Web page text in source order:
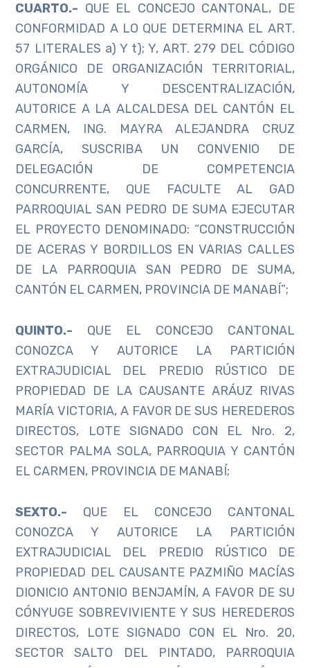
CUARTO.- QUE EL CONCEJO CANTONAL, DE
CONFORMIDAD A LO QUE DETERMINA EL ART.
57 LITERALES a) Y t); Y, ART. 279 DEL CÓDIGO
ORGÁNICO DE ORGANIZACIÓN TERRITORIAL,
AUTONOMÍA Y DESCENTRALIZACIÓN,
AUTORICE A LA ALCALDESA DEL CANTÓN EL
CARMEN, ING. MAYRA ALEJANDRA CRUZ
GARCÍA, SUSCRIBA UN CONVENIO DE
DELEGACIÓN DE COMPETENCIA
CONCURRENTE, QUE FACULTE AL GAD
PARROQUIAL SAN PEDRO DE SUMA EJECUTAR
EL PROYECTO DENOMINADO: “CONSTRUCCIÓN
DE ACERAS Y BORDILLOS EN VARIAS CALLES
DE LA PARROQUIA SAN PEDRO DE SUMA,
CANTÓN EL CARMEN, PROVINCIA DE MANABÍ”;
QUINTO.- QUE EL CONCEJO CANTONAL
CONOZCA Y AUTORICE LA PARTICIÓN
EXTRAJUDICIAL DEL PREDIO RÚSTICO DE
PROPIEDAD DE LA CAUSANTE ARÁUZ RIVAS
MARÍA VICTORIA, A FAVOR DE SUS HEREDEROS
DIRECTOS, LOTE SIGNADO CON EL Nro. 2,
SECTOR PALMA SOLA, PARROQUIA Y CANTÓN
EL CARMEN, PROVINCIA DE MANABÍ;
SEXTO.- QUE EL CONCEJO CANTONAL
CONOZCA Y AUTORICE LA PARTICIÓN
EXTRAJUDICIAL DEL PREDIO RÚSTICO DE
PROPIEDAD DEL CAUSANTE PAZMIÑO MACÍAS
DIONICIO ANTONIO BENJAMÍN, A FAVOR DE SU
CÓNYUGE SOBREVIVIENTE Y SUS HEREDEROS
DIRECTOS, LOTE SIGNADO CON EL Nro. 20,
SECTOR SALTO DEL PINTADO, PARROQUIA